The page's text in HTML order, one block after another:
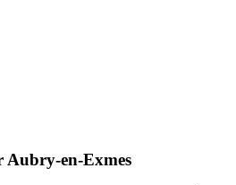
Aubry-en-Exmes